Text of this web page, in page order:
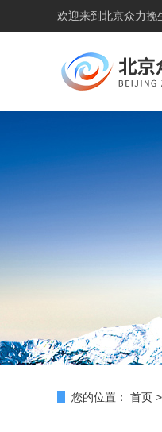
欢迎来到 北京众力挽
您的位置： 首页 >